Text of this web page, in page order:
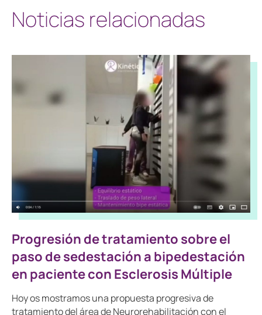
Noticias relacionadas
Progresión de tratamiento sobre el
paso de sedestación a bipedestación
en paciente con Esclerosis Múltiple
Hoy os mostramos una propuesta progresiva de
tratamiento del área de Neurorehabilitación con el